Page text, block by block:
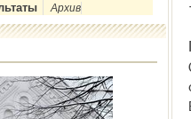
Архив
Пять лет